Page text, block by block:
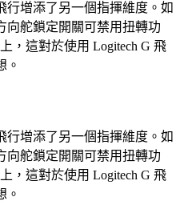
行增添了另一個指揮維度。如
向舵鎖定開關可禁用扭轉功
，這對於使用 Logitech G 飛
。
行增添了另一個指揮維度。如
向舵鎖定開關可禁用扭轉功
，這對於使用 Logitech G 飛
。